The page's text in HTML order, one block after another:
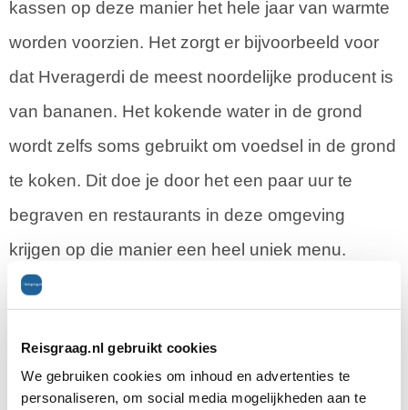
Reisgraag.nl gebruikt cookies
We gebruiken cookies om inhoud en advertenties te
personaliseren, om social media mogelijkheden aan te
kassen op deze manier het hele jaar van warmte
worden voorzien. Het zorgt er bijvoorbeeld voor
dat Hveragerdi de meest noordelijke producent is
van bananen. Het kokende water in de grond
wordt zelfs soms gebruikt om voedsel in de grond
te koken. Dit doe je door het een paar uur te
begraven en restaurants in deze omgeving
krijgen op die manier een heel uniek menu.
Daarnaast hebben de warmtebronnen ook al voor
warmwaterbronnen die 's nachts zijn opengegaan
in woonkamers, keukens of slaapkamers van